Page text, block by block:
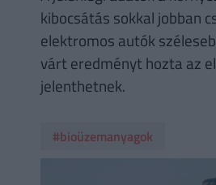
kibocsátás sokkal jobban
elektromos autók
várt eredményt hozta az
jelenthetnek.
#bioüzemanyagok